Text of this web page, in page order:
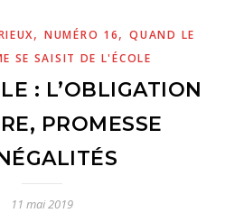
,NUMÉRO 16,QUAND LE
SE SAISIT DE L'ÉCOLE
: L’OBLIGATION
PROMESSE
11 mai 2019